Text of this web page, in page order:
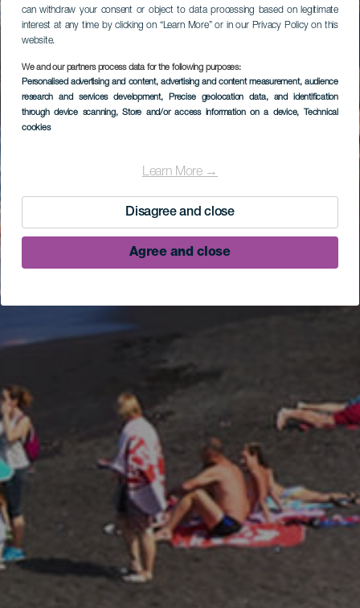
can withdraw your consent or object to data processing based on legitimate
interest at any time by clicking on “Learn More” or in our Privacy Policy on this
website.
We and our partners process data for the following purposes:
Personalised advertising and content, advertising and content measurement, audience
research and services development, Precise geolocation data, and identification
through device scanning, Store and/or access information on a device, Technical
cookies
Learn More →
Disagree and close
Agree and close